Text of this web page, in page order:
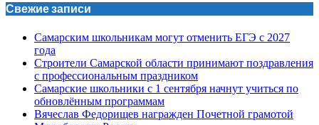
Свежие записи
Самарским школьникам могут отменить ЕГЭ с 2027
года
Строители Самарской области принимают поздравления
с профессиональным праздником
Самарские школьники с 1 сентября начнут учиться по
обновлённым программам
Вячеслав Федорищев награжден Почетной грамотой